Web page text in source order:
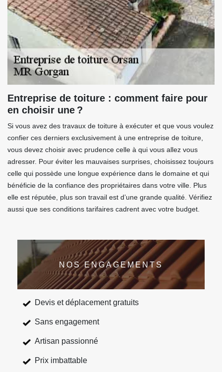
Entreprise de toiture : comment faire pour
en choisir une ?
Si vous avez des travaux de toiture à exécuter et que vous voulez
confier ces derniers exclusivement à une entreprise de toiture,
vous devez choisir avec prudence celle à qui vous allez vous
adresser. Pour éviter les mauvaises surprises, choisissez toujours
celle qui possède une longue expérience dans le domaine et qui
bénéficie de la confiance des propriétaires dans votre ville. Plus
elle est réputée, plus son travail est d’une grande qualité. Vérifiez
aussi que ses conditions tarifaires cadrent avec votre budget.
NOS ENGAGEMENTS
Devis et déplacement gratuits
Sans engagement
Artisan passionné
Prix imbattable